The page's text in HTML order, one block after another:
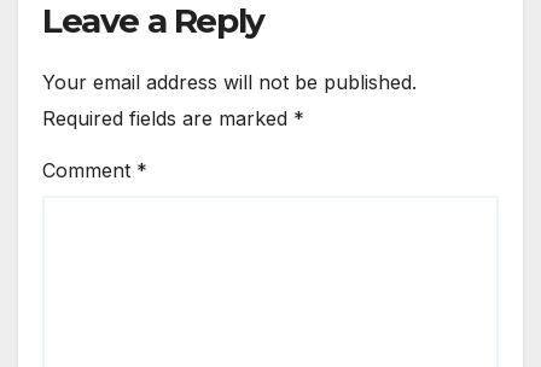
Leave a Reply
Your email address will not be published.
Required fields are marked *
Comment *